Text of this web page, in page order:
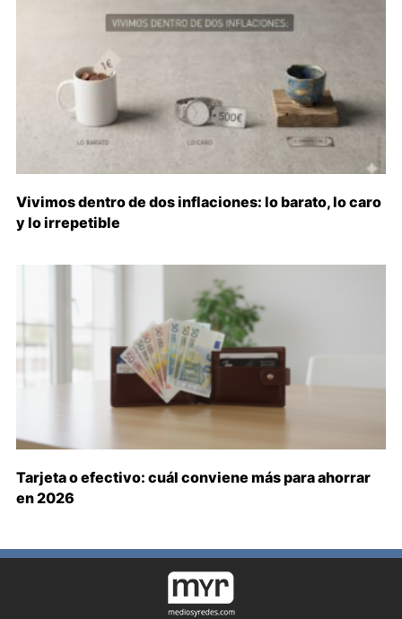
Vivimos dentro de dos inflaciones: lo barato, lo caro
y lo irrepetible
Tarjeta o efectivo: cuál conviene más para ahorrar
en 2026